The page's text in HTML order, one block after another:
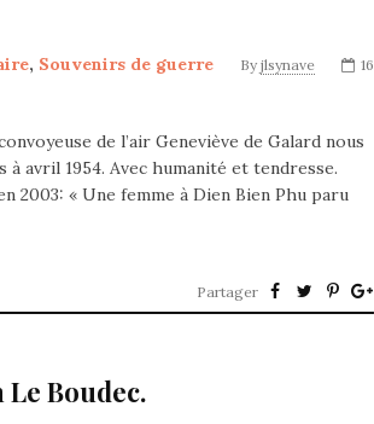
, Souvenirs de guerre By jlsynave
16
de l’air Geneviève de Galard nous
avril 1954. Avec humanité et tendresse.
2003: « Une femme à Dien Bien Phu paru
Partager
Le Boudec.